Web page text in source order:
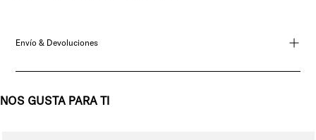
Envío & Devoluciones
NOS GUSTA PARA TI